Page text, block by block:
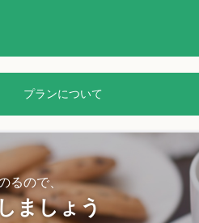
プランについて
るので、
ましょう